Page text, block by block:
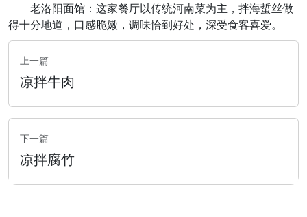
老洛阳面馆：这家餐厅以传统河南菜为主，拌海蜇丝做
得十分地道，口感脆嫩，调味恰到好处，深受食客喜爱。
上一篇
凉拌牛肉
下一篇
凉拌腐竹